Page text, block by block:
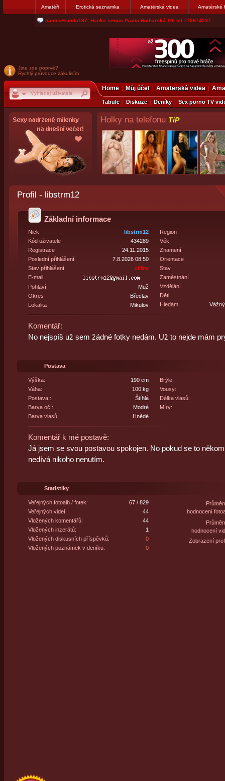
Amatéři Erotická seznamka Amatérská videa Amatérské
jjoseff: Najde se par, ktery nekdy přemýšlel o divákovi. Napiste
Jste zde poprvé?
Rychlý průvodce zákulisím
Home Můj účet Amaterská videa
Tabule Diskuze Deníky Sex porno TV
Holky na telefonu TiP
Profil - libstrm12
Základní informace
Nick
libstrm12
Kód uživatele
434289
Registrace
24.11.2015
Poslední přihlášení:
7.8.2026 08:50
Stav přihlášení
offline
E-mail
Pohlaví
Muž
Okres
Břeclav
Lokalita
Mikulov
Region
Věk
Znamení
Orientace
Stav
Zaměstnání
Vzdělání
Děti
Hledám
Komentář:
No nejspíš už sem žádné fotky nedám. Už to nejde mám
Postava
Výška:
190 cm
Váha:
100 kg
Postava::
Štíhlá
Barva očí:
Modré
Barva vlasů:
Hnědé
Brýle:
Vousy:
Délka vlasů:
Míry:
Komentář k mé postavě:
Já jsem se svou postavou spokojen. No pokud se to
nedívá nikoho nenutím.
Statistiky
Veřejných fotoalb / fotek:
67 / 829
Veřejných videí:
44
Vložených komentářů:
44
Vložených inzerátů:
1
Vložených diskusních příspěvků:
0
Vložených poznámek v deníku:
0
hodnocení
hodnocení
Zobrazení